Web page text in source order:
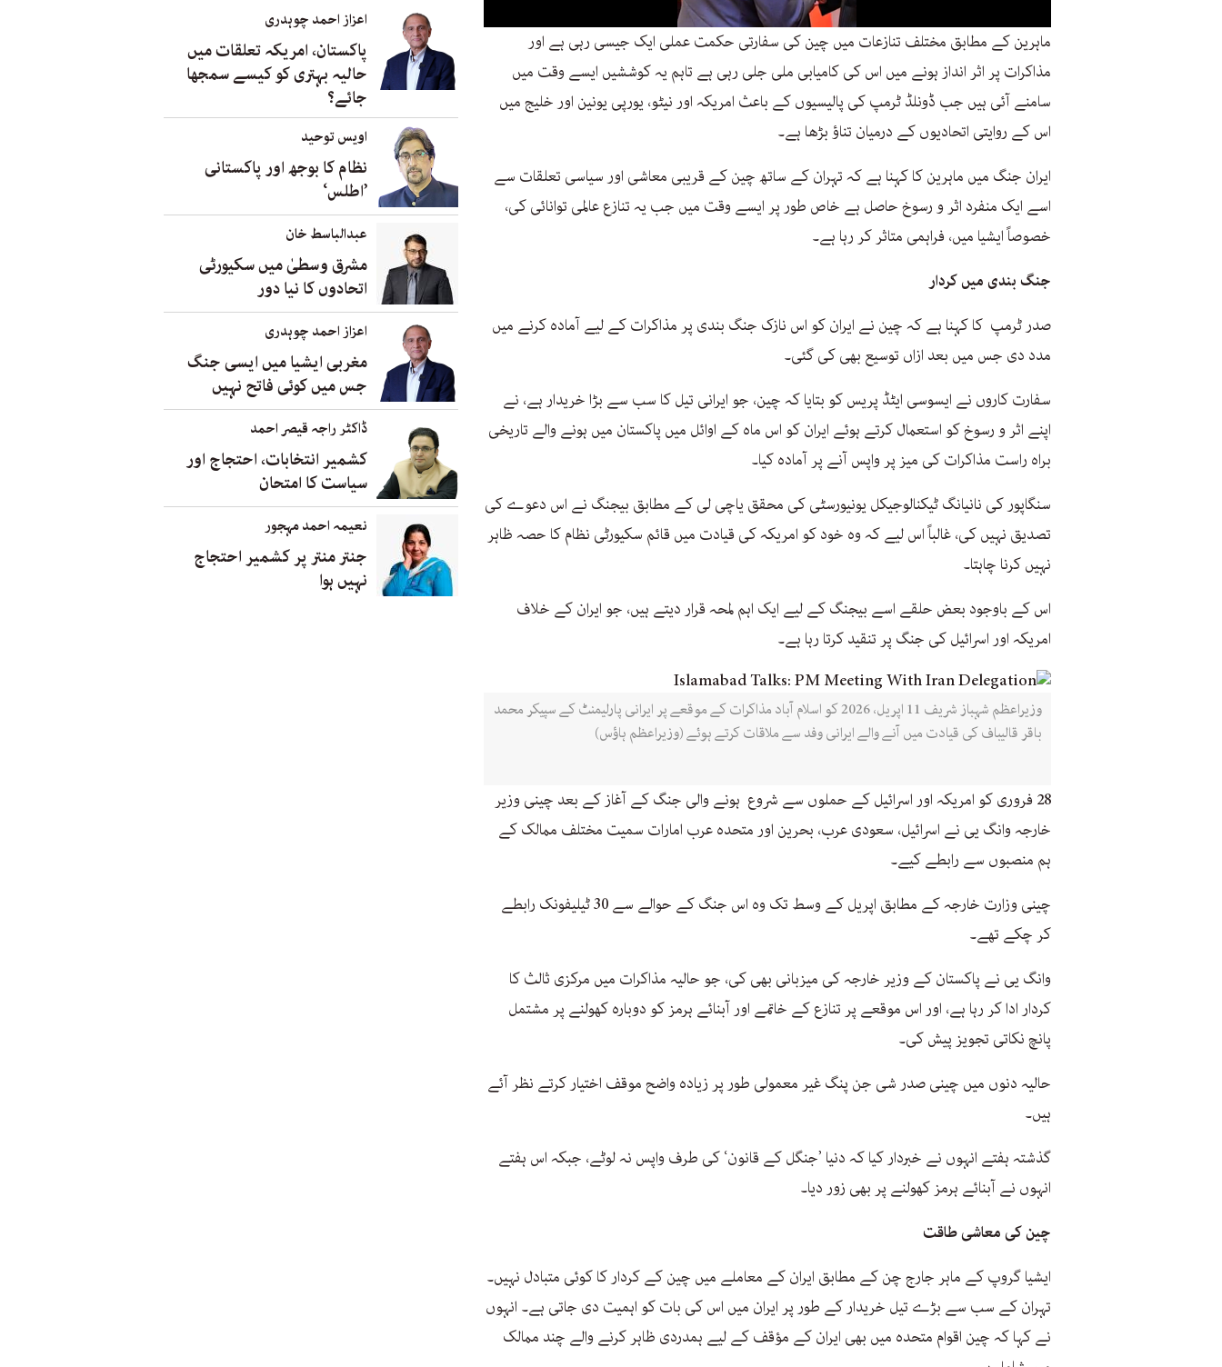
ماہرین کے مطابق مختلف تنازعات میں چین کی سفارتی حکمت عملی ایک جیسی رہی ہے اور
مذاکرات پر اثر انداز ہونے میں اس کی کامیابی ملی جلی رہی ہے تاہم یہ کوششیں ایسے وقت میں
سامنے آئی ہیں جب ڈونلڈ ٹرمپ کی پالیسیوں کے باعث امریکہ اور نیٹو، یورپی یونین اور خلیج میں
اس کے روایتی اتحادیوں کے درمیان تناؤ بڑھا ہے۔
ایران جنگ میں ماہرین کا کہنا ہے کہ تہران کے ساتھ چین کے قریبی معاشی اور سیاسی تعلقات سے
اسے ایک منفرد اثر و رسوخ حاصل ہے خاص طور پر ایسے وقت میں جب یہ تنازع عالمی توانائی کی،
خصوصاً ایشیا میں، فراہمی متاثر کر رہا ہے۔
جنگ بندی میں کردار
صدر ٹرمپ کا کہنا ہے کہ چین نے ایران کو اس نازک جنگ بندی پر مذاکرات کے لیے آمادہ کرنے میں
مدد دی جس میں بعد ازاں توسیع بھی کی گئی۔
سفارت کاروں نے ایسوسی ایٹڈ پریس کو بتایا کہ چین، جو ایرانی تیل کا سب سے بڑا خریدار ہے، نے
اپنے اثر و رسوخ کو استعمال کرتے ہوئے ایران کو اس ماہ کے اوائل میں پاکستان میں ہونے والے تاریخی
براہ راست مذاکرات کی میز پر واپس آنے پر آمادہ کیا۔
سنگاپور کی نانیانگ ٹیکنالوجیکل یونیورسٹی کی محقق یاچی لی کے مطابق بیجنگ نے اس دعوے کی
تصدیق نہیں کی، غالباً اس لیے کہ وہ خود کو امریکہ کی قیادت میں قائم سکیورٹی نظام کا حصہ ظاہر
نہیں کرنا چاہتا۔
اس کے باوجود بعض حلقے اسے بیجنگ کے لیے ایک اہم لمحہ قرار دیتے ہیں، جو ایران کے خلاف
امریکہ اور اسرائیل کی جنگ پر تنقید کرتا رہا ہے۔
وزیراعظم شہباز شریف 11 اپریل، 2026 کو اسلام آباد مذاکرات کے موقعے پر ایرانی پارلیمنٹ کے سپیکر محمد
باقر قالیباف کی قیادت میں آنے والے ایرانی وفد سے ملاقات کرتے ہوئے (وزیراعظم ہاؤس)
28 فروری کو امریکہ اور اسرائیل کے حملوں سے شروع ہونے والی جنگ کے آغاز کے بعد چینی وزیر
خارجہ وانگ یی نے اسرائیل، سعودی عرب، بحرین اور متحدہ عرب امارات سمیت مختلف ممالک کے
ہم منصبوں سے رابطے کیے۔
چینی وزارت خارجہ کے مطابق اپریل کے وسط تک وہ اس جنگ کے حوالے سے 30 ٹیلیفونک رابطے
کر چکے تھے۔
وانگ یی نے پاکستان کے وزیر خارجہ کی میزبانی بھی کی، جو حالیہ مذاکرات میں مرکزی ثالث کا
کردار ادا کر رہا ہے، اور اس موقعے پر تنازع کے خاتمے اور آبنائے ہرمز کو دوبارہ کھولنے پر مشتمل
پانچ نکاتی تجویز پیش کی۔
حالیہ دنوں میں چینی صدر شی جن پنگ غیر معمولی طور پر زیادہ واضح موقف اختیار کرتے نظر آئے
ہیں۔
گذشتہ ہفتے انہوں نے خبردار کیا کہ دنیا ’جنگل کے قانون‘ کی طرف واپس نہ لوٹے، جبکہ اس ہفتے
انہوں نے آبنائے ہرمز کھولنے پر بھی زور دیا۔
چین کی معاشی طاقت
ایشیا گروپ کے ماہر جارج چن کے مطابق ایران کے معاملے میں چین کے کردار کا کوئی متبادل نہیں۔
تہران کے سب سے بڑے تیل خریدار کے طور پر ایران میں اس کی بات کو اہمیت دی جاتی ہے۔ انہوں
نے کہا کہ چین اقوام متحدہ میں بھی ایران کے مؤقف کے لیے ہمدردی ظاہر کرنے والے چند ممالک
اعزاز احمد چوہدری
پاکستان، امریکہ تعلقات میں
حالیہ بہتری کو کیسے سمجھا
جائے؟
اویس توحید
نظام کا بوجھ اور پاکستانی
’اطلس‘
عبدالباسط خان
مشرق وسطیٰ میں سکیورٹی
اتحادوں کا نیا دور
اعزاز احمد چوہدری
مغربی ایشیا میں ایسی جنگ
جس میں کوئی فاتح نہیں
ڈاکٹر راجہ قیصر احمد
کشمیر انتخابات، احتجاج اور
سیاست کا امتحان
نعیمہ احمد مہجور
جنتر منتر پر کشمیر احتجاج
نہیں ہوا